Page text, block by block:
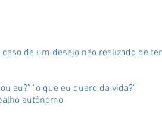
de um desejo não realizado de
eu?" "o que eu quero da vida?"
autônomo